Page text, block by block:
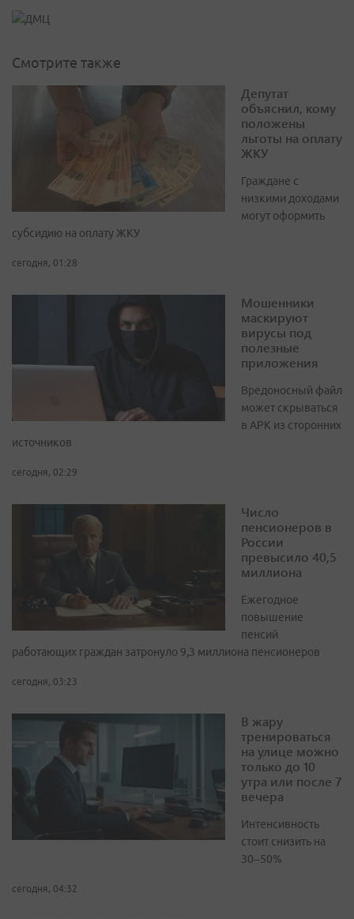
Смотрите также
Депутат
объяснил, кому
положены
льготы на оплату
ЖКУ
Граждане с
низкими доходами
могут оформить
субсидию на оплату ЖКУ
сегодня, 01:28
Мошенники
маскируют
вирусы под
полезные
приложения
Вредоносный файл
может скрываться
в APK из сторонних
источников
сегодня, 02:29
Число
пенсионеров в
России
превысило 40,5
миллиона
Ежегодное
повышение
пенсий
работающих граждан затронуло 9,3 миллиона пенсионеров
сегодня, 03:23
В жару
тренироваться
на улице можно
только до 10
утра или после 7
вечера
Интенсивность
стоит снизить на
30–50%
сегодня, 04:32